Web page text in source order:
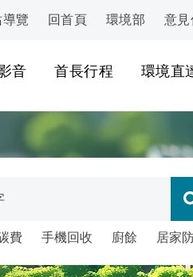
覽 回首頁 環境部 意見
音 首長行程 環境直
尋，或選擇下方智慧標籤快速
費 手機回收 廚餘 居家